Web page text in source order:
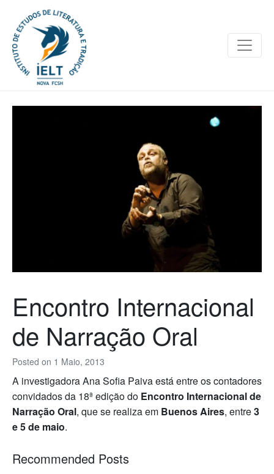
Posted on 1 Maio, 2013
Encontro Internacional
de Narração Oral
A investigadora Ana Sofia Paiva está entre os contadores
convidados da 18ª edição do Encontro Internacional de
Narração Oral, que se realiza em Buenos Aires, entre3
e 5 de maio.
Recommended Posts